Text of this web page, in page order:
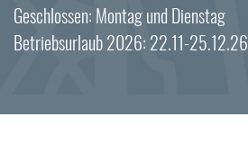
Geschlossen: Montag und Dienstag
Betriebsurlaub 2026: 22.11-25.12.26